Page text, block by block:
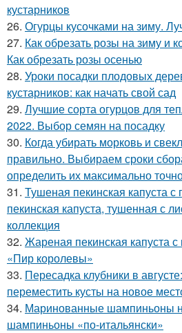
кустарников
26. Огурцы кусочками на зиму.
27. Как обрезать розы на зиму и
Как обрезать розы осенью
28. Уроки посадки плодовых
кустарников: как начать свой сад
29. Лучшие сорта огурцов для
2022. Выбор семян на посадку
30. Когда убирать морковь и
правильно. Выбираем сроки
определить их максимально
31. Тушеная пекинская капуста с
пекинская капуста, тушенная с
коллекция
32. Жареная пекинская капуста
«Пир королевы»
33. Пересадка клубники в
переместить кусты на новое
34. Маринованные шампиньоны
шампиньоны «по-итальянски»